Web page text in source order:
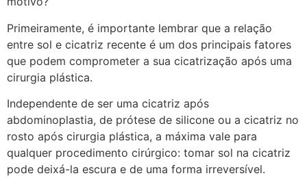
Primeiramente, é importante lembrar que a relação
entre sol e cicatriz recente é um dos principais fatores
que podem comprometer a sua cicatrização após uma
cirurgia plástica.
Independente de ser uma cicatriz após
abdominoplastia, de prótese de silicone ou a cicatriz no
rosto após cirurgia plástica, a máxima vale para
qualquer procedimento cirúrgico: tomar sol na cicatriz
pode deixá-la escura e de uma forma irreversível.